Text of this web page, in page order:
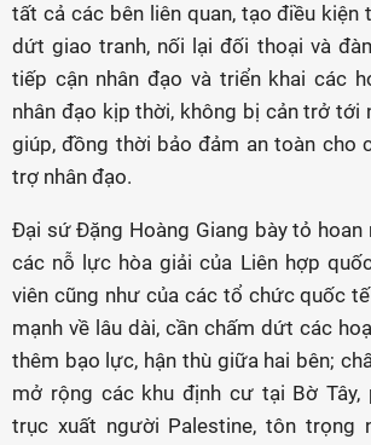
tất cả các bên liên quan, tạo điều kiện
dứt giao tranh, nối lại đối thoại và
tiếp cận nhân đạo và triển khai các
nhân đạo kịp thời, không bị cản trở tới
giúp, đồng thời bảo đảm an toàn cho
trợ nhân đạo.
Đại sứ Đặng Hoàng Giang bày tỏ hoan
các nỗ lực hòa giải của Liên hợp
viên cũng như của các tổ chức quốc
mạnh về lâu dài, cần chấm dứt các
thêm bạo lực, hận thù giữa hai bên;
mở rộng các khu định cư tại Bờ Tây,
trục xuất người Palestine, tôn trọng